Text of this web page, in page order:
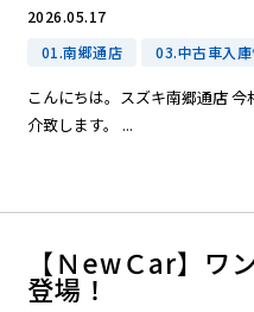
2026.05.17
01.南郷通店
03.中古車入庫
こんにちは。スズキ南郷通店
介致します。 ...
【ＮewＣar】ワ
登場！